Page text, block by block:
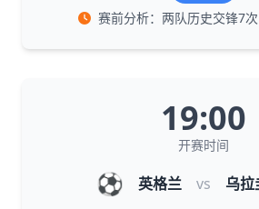
赛前分析：两队历史交锋7
19:00
开赛时间
⚽ 英格兰 vs 乌拉